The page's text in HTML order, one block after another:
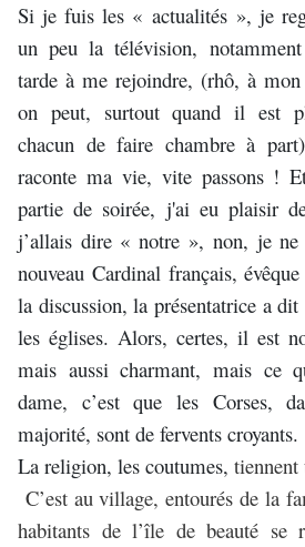
Si je fuis les « actualités », je
un peu la télévision,
tarde à me rejoindre, (rhô, à
on peut, surtout quand il est
chacun de faire chambre à
raconte ma vie, vite passons !
partie de soirée, j'ai eu plaisir
j’allais dire « notre », non, je ne
nouveau Cardinal français,
la discussion, la présentatrice a
les églises. Alors, certes, il est
mais aussi charmant, mais ce
dame, c’est que les Corses,
majorité, sont de fervents croyants.
La religion, les coutumes, tiennent
C’est au village, entourés de la
habitants de l’île de beauté se